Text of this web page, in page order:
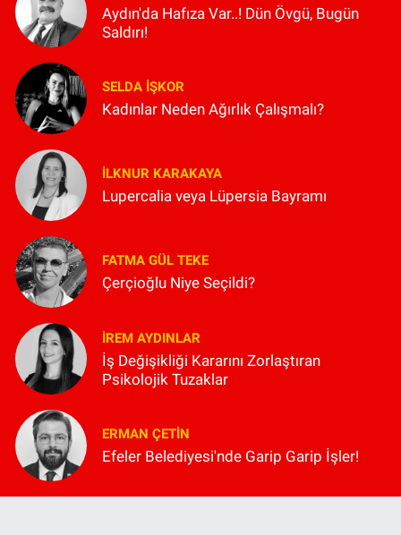
Aydın'da Hafıza Var..! Dün Övgü, Bugün
Saldırı!
SELDA İŞKOR
Kadınlar Neden Ağırlık Çalışmalı?
İLKNUR KARAKAYA
Lupercalia veya Lüpersia Bayramı
FATMA GÜL TEKE
Çerçioğlu Niye Seçildi?
İREM AYDINLAR
İş Değişikliği Kararını Zorlaştıran
Psikolojik Tuzaklar
ERMAN ÇETIN
Efeler Belediyesi'nde Garip Garip İşler!